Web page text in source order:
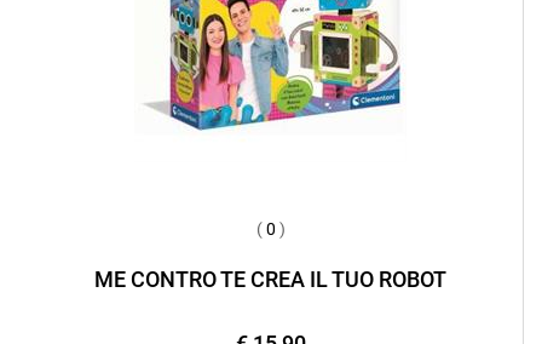
(0 )
ME CONTRO TE CREA IL TUO ROBOT